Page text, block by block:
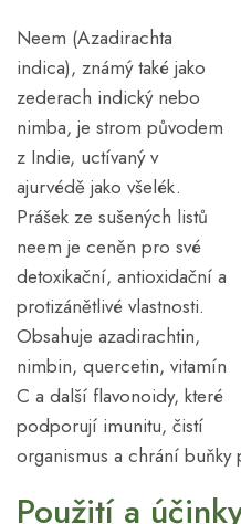
Neem (Azadirachta
indica), známý také jako
zederach indický nebo
nimba, je strom původem
z Indie, uctívaný v
ajurvédě jako všelék.
Prášek ze sušených listů
neem je ceněn pro své
detoxikační, antioxidační a
protizánětlivé vlastnosti.
Obsahuje azadirachtin,
nimbin, quercetin, vitamín
C a další flavonoidy, které
podporují imunitu, čistí
organismus a chrání buňky
Použití a